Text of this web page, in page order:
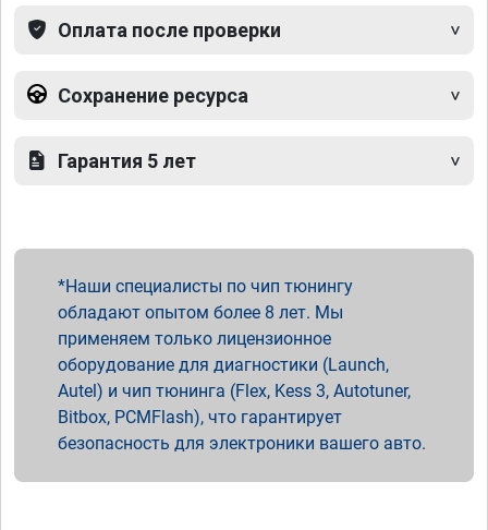
Оплата после проверки
Сохранение ресурса
Гарантия 5 лет
Наши специалисты по чип тюнингу
обладают опытом более 8 лет. Мы
применяем только лицензионное
оборудование для диагностики (Launch,
Autel) и чип тюнинга (Flex, Kess 3, Autotuner,
Bitbox, PCMFlash), что гарантирует
безопасность для электроники вашего авто.